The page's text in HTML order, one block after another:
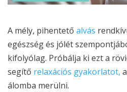
A mély, pihentető alvás
egészség és jólét
kifolyólag. Próbálja ki ezt a
segítő relaxációs gyakorlatot,
álomba merülni.